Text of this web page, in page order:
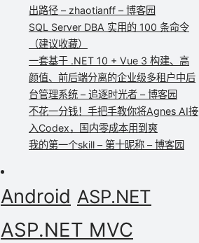
出路径 – zhaotianff – 博客园
SQL Server DBA 实用的 100 条命令
（建议收藏）
一套基于 .NET 10 + Vue 3 构建、高
颜值、前后端分离的企业级多租户中后
台管理系统 – 追逐时光者 – 博客园
不花一分钱！手把手教你将Agnes AI接
入Codex，国内零成本用到爽
我的第一个skill – 第十昵称 – 博客园
Android ASP.NET
ASP.NET MVC